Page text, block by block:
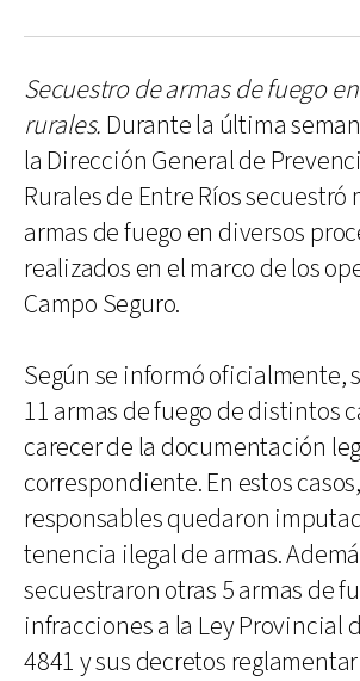
Secuestro de armas de fuego
rurales. Durante la última
la Dirección General de
Rurales de Entre Ríos secuestró
armas de fuego en diversos
realizados en el marco de los
Campo Seguro.
Según se informó oficialmente,
11 armas de fuego de distintos
carecer de la documentación
correspondiente. En estos
responsables quedaron
tenencia ilegal de armas.
secuestraron otras 5 armas de
infracciones a la Ley Provincial
4841 y sus decretos